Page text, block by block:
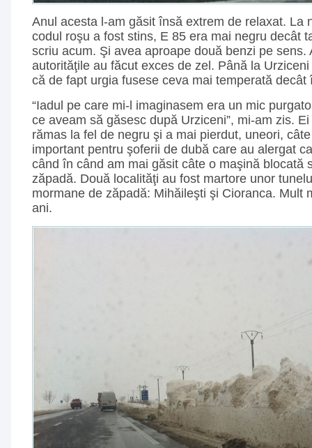
Anul acesta l-am găsit însă extrem de relaxat. La
codul roşu a fost stins, E 85 era mai negru decât
scriu acum. Şi avea aproape două benzi pe sens.
autorităţile au făcut exces de zel. Până la
că de fapt urgia fusese ceva mai temperată decât
“Iadul pe care mi-l imaginasem era un mic
ce aveam să găsesc după Urziceni”, mi-am zis.
rămas la fel de negru şi a mai pierdut, uneori,
important pentru şoferii de dubă care au alergat
când în când am mai găsit câte o maşină blocată
zăpadă. Două localităţi au fost martore unor
mormane de zăpadă: Mihăileşti şi Cioranca. Mult
ani.